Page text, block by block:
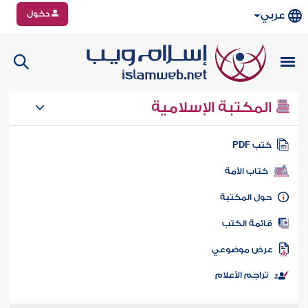
عربي دخول
المكتبة الإسلامية
كتب PDF
كتاب الأمة
المكتبة
الكتب
موضوعي